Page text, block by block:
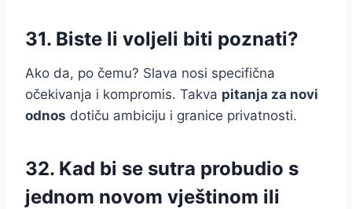
31. Biste li voljeli biti poznati?
Ako da, po čemu? Slava nosi specifična
očekivanja i kompromis. Takva pitanja za novi
odnos dotiču ambiciju i granice privatnosti.
32. Kad bi se sutra probudio s
jednom novom vještinom ili